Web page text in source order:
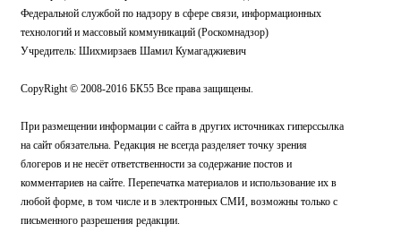
Федеральной службой по надзору в сфере связи, информационных
технологий и массовый коммуникаций (Роскомнадзор)
Учредитель: Шихмирзаев Шамил Кумагаджиевич
CopyRight © 2008-2016 БК55 Все права защищены.
При размещении информации с сайта в других источниках гиперссылка
на сайт обязательна. Редакция не всегда разделяет точку зрения
блогеров и не несёт ответственности за содержание постов и
комментариев на сайте. Перепечатка материалов и использование их в
любой форме, в том числе и в электронных СМИ, возможны только с
письменного разрешения редакции.